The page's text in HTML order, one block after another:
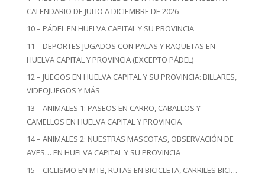
CALENDARIO DE JULIO A DICIEMBRE DE 2026
10 – PÁDEL EN HUELVA CAPITAL Y SU PROVINCIA
11 – DEPORTES JUGADOS CON PALAS Y RAQUETAS EN
HUELVA CAPITAL Y PROVINCIA (EXCEPTO PÁDEL)
12 – JUEGOS EN HUELVA CAPITAL Y SU PROVINCIA: BILLARES,
VIDEOJUEGOS Y MÁS
13 – ANIMALES 1: PASEOS EN CARRO, CABALLOS Y
CAMELLOS EN HUELVA CAPITAL Y PROVINCIA
14 – ANIMALES 2: NUESTRAS MASCOTAS, OBSERVACIÓN DE
AVES… EN HUELVA CAPITAL Y SU PROVINCIA
15 – CICLISMO EN MTB, RUTAS EN BICICLETA, CARRILES BICI…